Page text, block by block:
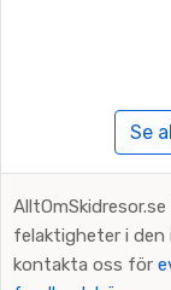
Se
felaktigheter i den
kontakta oss för